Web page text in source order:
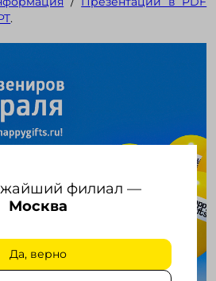
филиал —
Москва
Да, верно
.